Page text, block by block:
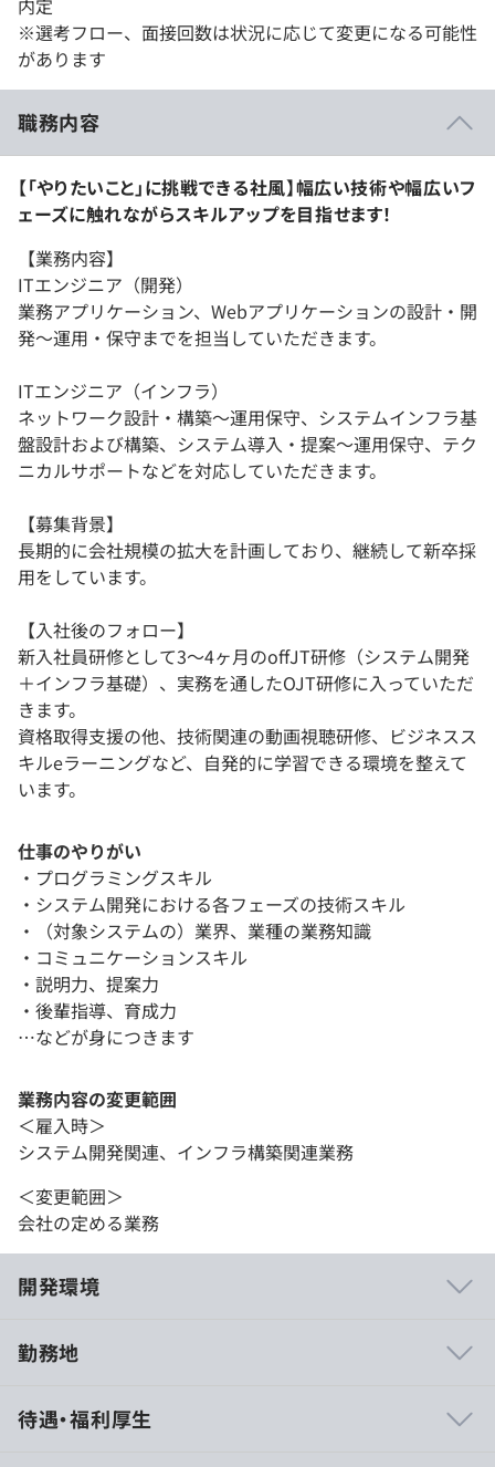
内定
※選考フロー、面接回数は状況に応じて変更になる可能性
があります
職務内容
【「やりたいこと」に挑戦できる社風】幅広い技術や幅広いフ
ェーズに触れながらスキルアップを目指せます！
【業務内容】
ITエンジニア（開発）
業務アプリケーション、Webアプリケーションの設計・開
発～運用・保守までを担当していただきます。
ITエンジニア（インフラ）
ネットワーク設計・構築～運用保守、システムインフラ基
盤設計および構築、システム導入・提案～運用保守、テク
ニカルサポートなどを対応していただきます。
【募集背景】
長期的に会社規模の拡大を計画しており、継続して新卒採
用をしています。
【入社後のフォロー】
新入社員研修として3～4ヶ月のoffJT研修（システム開発
＋インフラ基礎）、実務を通したOJT研修に入っていただ
きます。
資格取得支援の他、技術関連の動画視聴研修、ビジネスス
キルeラーニングなど、自発的に学習できる環境を整えて
います。
仕事のやりがい
・プログラミングスキル
・システム開発における各フェーズの技術スキル
・（対象システムの）業界、業種の業務知識
・コミュニケーションスキル
・説明力、提案力
・後輩指導、育成力
…などが身につきます
業務内容の変更範囲
＜雇入時＞
システム開発関連、インフラ構築関連業務
＜変更範囲＞
会社の定める業務
開発環境
4（C#,Oracle）
勤務地
待遇・福利厚生